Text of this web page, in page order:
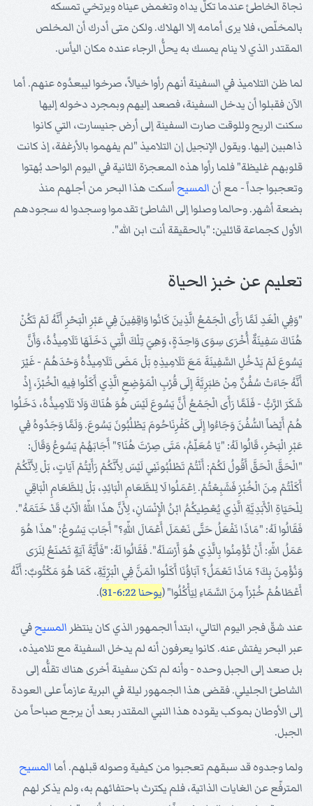
نجاة الخاطئ عندما تكلُّ يداه وتغمض عيناه ويرتخي تمسكه
بالمخلّص، فلا يرى أمامه إلا الهلاك. ولكن متى أدرك أن المخلص
المقتدر الذي لا ينام يمسك به يحلُّ الرجاء عنده مكان اليأس.
لما ظن التلاميذ في السفينة أنهم رأوا خيالاً، صرخوا ليبعدُوه عنهم. أما
الآن فقبلوا أن يدخل السفينة، فصعد إليهم وبمجرد دخوله إليها
سكنت الريح وللوقت صارت السفينة إلى أرض جنيسارت، التي كانوا
ذاهبين إليها. ويقول الإنجيل إن التلاميذ "لم يفهموا بالأرغفة، إذ كانت
قلوبهم غليظة" فلما رأوا هذه المعجزة الثانية في اليوم الواحد بُهتوا
وتعجبوا جداً - مع أن المسيح أسكت هذا البحر من أجلهم منذ
بضعة أشهر. وحالما وصلوا إلى الشاطئ تقدموا وسجدوا له سجودهم
الأول كجماعة قائلين: "بالحقيقة أنت ابن الله".
تعليم عن خبز الحياة
"وَفِي الْغَدِ لَمَّا رَأَى الْجَمْعُ الَّذِينَ كَانُوا وَاقِفِينَ فِي عَبْرِ الْبَحْرِ أَنَّهُ لَمْ تَكُنْ
هُنَاكَ سَفِينَةٌ أُخْرَى سِوَى وَاحِدَةٍ، وَهِيَ تِلْكَ الَّتِي دَخَلَهَا تَلَامِيذُهُ، وَأَنَّ
يَسُوعَ لَمْ يَدْخُلِ السَّفِينَةَ مَعَ تَلَامِيذِهِ بَلْ مَضَى تَلَامِيذُهُ وَحْدَهُمْ - غَيْرَ
أَنَّهُ جَاءَتْ سُفُنٌ مِنْ طَبَرِيَّةَ إِلَى قُرْبِ الْمَوْضِعِ الَّذِي أَكَلُوا فِيهِ الْخُبْزَ، إِذْ
شَكَرَ الرَّبُّ - فَلَمَّا رَأَى الْجَمْعُ أَنَّ يَسُوعَ لَيْسَ هُوَ هُنَاكَ وَلَا تَلَامِيذُهُ، دَخَلُوا
هُمْ أَيْضاً السُّفُنَ وَجَاءُوا إِلَى كَفْرِنَاحُومَ يَطْلُبُونَ يَسُوعَ. وَلَمَّا وَجَدُوهُ فِي
عَبْرِ الْبَحْرِ، قَالُوا لَهُ: "يَا مُعَلِّمُ، مَتَى صِرْتَ هُنَا؟" أَجَابَهُمْ يَسُوعُ وَقَالَ:
"الْحَقَّ الْحَقَّ أَقُولُ لَكُمْ: أَنْتُمْ تَطْلُبُونَنِي لَيْسَ لِأَنَّكُمْ رَأَيْتُمْ آيَاتٍ، بَلْ لِأَنَّكُمْ
أَكَلْتُمْ مِنَ الْخُبْزِ فَشَبِعْتُمْ. اِعْمَلُوا لَا لِلطَّعَامِ الْبَائِدِ، بَلْ لِلطَّعَامِ الْبَاقِي
لِلْحَيَاةِ الْأَبَدِيَّةِ الَّذِي يُعْطِيكُمُ ابْنُ الْإِنْسَانِ، لِأَنَّ هذَا اللّهُ الْآبُ قَدْ خَتَمَهُ".
فَقَالُوا لَهُ: "مَاذَا نَفْعَلُ حَتَّى نَعْمَلَ أَعْمَالَ اللّهِ؟" أَجَابَ يَسُوعُ: "هذَا هُوَ
عَمَلُ اللّهِ: أَنْ تُؤْمِنُوا بِالَّذِي هُوَ أَرْسَلَهُ". فَقَالُوا لَهُ: "فَأَيَّةَ آيَةٍ تَصْنَعُ لِنَرَى
وَنُؤْمِنَ بِكَ؟ مَاذَا تَعْمَلُ؟ آبَاؤُنَا أَكَلُوا الْمَنَّ فِي الْبَرِّيَّةِ، كَمَا هُوَ مَكْتُوبٌ: أَنَّهُ
أَعْطَاهُمْ خُبْزاً مِنَ السَّمَاءِ لِيَأْكُلُوا" (يوحنا 6:22-31 ).
عند شقّ فجر اليوم التالي، ابتدأ الجمهور الذي كان ينتظر المسيحفي
عبر البحر يفتش عنه. كانوا يعرفون أنه لم يدخل السفينة مع تلاميذه،
بل صعد إلى الجبل وحده - وأنه لم تكن سفينة أخرى هناك تقلُّه إلى
الشاطئ الجليلي. فقضى هذا الجمهور ليلة في البرية عازماً على العودة
إلى الأوطان بموكب يقوده هذا النبي المقتدر بعد أن يرجع صباحاً من
الجبل.
ولما وجدوه قد سبقهم تعجبوا من كيفية وصوله قبلهم. أماالمسيح
المترفّع عن الغايات الذاتية، فلم يكترث باحتفائهم به، ولم يذكر لهم